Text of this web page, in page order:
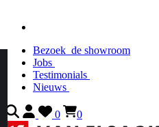
Bezoek de showroom
Jobs
Testimonials
Nieuws
0 0